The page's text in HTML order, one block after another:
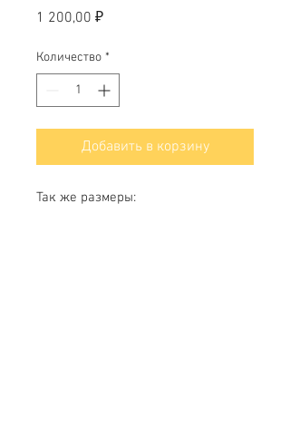
1 200,00 ₽Цена
Количество *
Добавить в корзину
Так же размеры: